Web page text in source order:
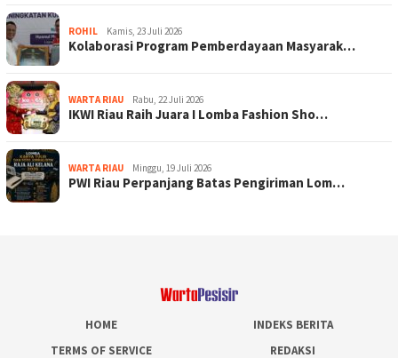
ROHIL Kamis, 23 Juli 2026
Kolaborasi Program Pemberdayaan Masyarak…
WARTA RIAU Rabu, 22 Juli 2026
IKWI Riau Raih Juara I Lomba Fashion Sho…
WARTA RIAU Minggu, 19 Juli 2026
PWI Riau Perpanjang Batas Pengiriman Lom…
HOME
INDEKS BERITA
TERMS OF SERVICE
REDAKSI